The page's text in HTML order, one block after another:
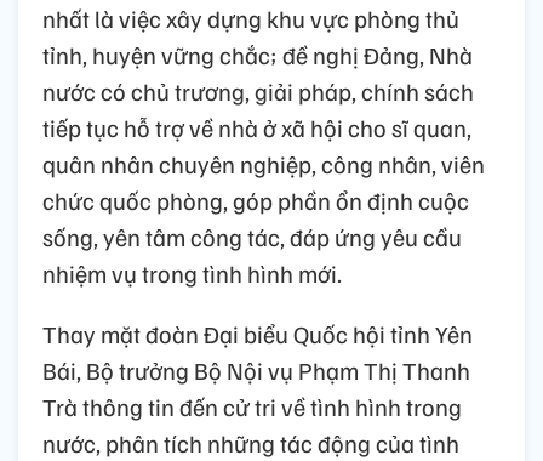
nhất là việc xây dựng khu vực phòng thủ
tỉnh, huyện vững chắc; đề nghị Đảng, Nhà
nước có chủ trương, giải pháp, chính sách
tiếp tục hỗ trợ về nhà ở xã hội cho sĩ quan,
quân nhân chuyên nghiệp, công nhân, viên
chức quốc phòng, góp phần ổn định cuộc
sống, yên tâm công tác, đáp ứng yêu cầu
nhiệm vụ trong tình hình mới.
Thay mặt đoàn Đại biểu Quốc hội tỉnh Yên
Bái, Bộ trưởng Bộ Nội vụ Phạm Thị Thanh
Trà thông tin đến cử tri về tình hình trong
nước, phân tích những tác động của tình